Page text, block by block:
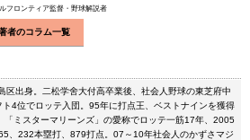
フロンティア監督・野球解説者
者のコラム一覧
区出身。二松学舍大付高卒業後、社会人野球の東芝府中
4位でロッテ入団。95年に打点王、ベストナインを獲得
「ミスターマリーンズ」の愛称でロッテ一筋17年、2005
、232本塁打、879打点。07～10年社会人のかずさマジ